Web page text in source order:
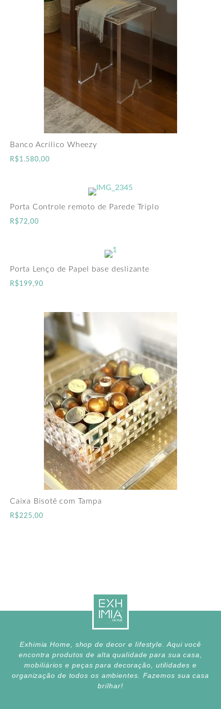
Banco Acrílico Wheezy
R$1.580,00
Porta Controle remoto de Parede Triplo
R$ 72,00
Porta Lenço de Papel base deslizante
R$199,90
Caixa Bisotê com Tampa
R$225,00
Exhimia Home, shop de decor e lifestyle. Aqui você
encontra produtos de alta qualidade para sua casa,
mobiliários e peças para decoração, utilidades e
organização de todos os ambientes. Fazemos sua casa
brilhar!